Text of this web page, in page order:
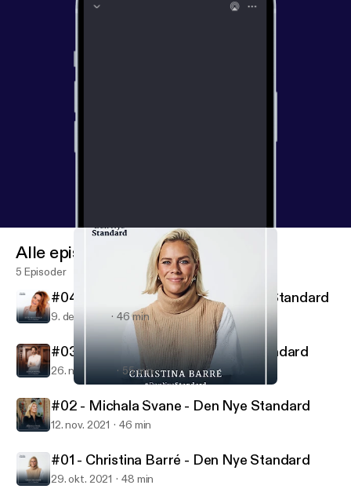
Den Nye Standard
Alle episoder
5 Episoder
#04 - Ditte Julie Jensen - Den Nye Standard
9. des. 2021 46 min
#03 - Nikolaj Koppel - Den Nye Standard
26. nov. 2021 55 min
#02 - Michala Svane - Den Nye Standard
12. nov. 2021 46 min
#01 - Christina Barré - Den Nye Standard
29. okt. 2021 48 min